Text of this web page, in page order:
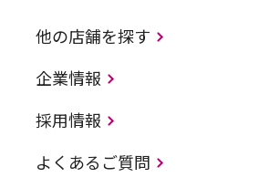
他の店舗を探す
企業情報
採用情報
よくあるご質問